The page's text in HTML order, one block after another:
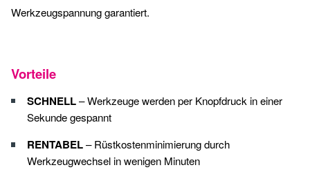
Werkzeugspannung garantiert.
Vorteile
SCHNELL– Werkzeuge werden per Knopfdruck in einer
Sekunde gespannt
RENTABEL– Rüstkostenminimierung durch
Werkzeugwechsel in wenigen Minuten